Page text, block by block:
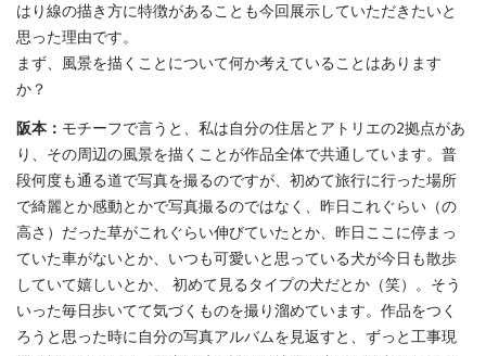
はり線の描き方に特徴があることも今回展示していただきたいと
思った理由です。
まず、風景を描くことについて何か考えていることはあります
か？
阪本： モチーフで言うと、私は自分の住居とアトリエの2拠点があ
り、その周辺の風景を描くことが作品全体で共通しています。普
段何度も通る道で写真を撮るのですが、初めて旅行に行った場所
で綺麗とか感動とかで写真撮るのではなく、昨日これぐらい（の
高さ）だった草がこれぐらい伸びていたとか、昨日ここに停まっ
ていた車がないとか、いつも可愛いと思っている犬が今日も散歩
していて嬉しいとか、 初めて見るタイプの犬だとか（笑）。そう
いった毎日歩いてて気づくものを撮り溜めています。作品をつく
ろうと思った時に自分の写真アルバムを見返すと、ずっと工事現